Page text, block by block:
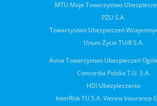
MTU Moje Towarzystwo
PZU S.A.
Towarzystwo Ubezpieczeń
Unum Życie TUiR S.A.
Aviva Towarzystwo Ubezpieczeń
Concordia Polska T.U. S.A.
HDI Ubezpieczenia
InterRisk TU S.A. Vienna Insurance